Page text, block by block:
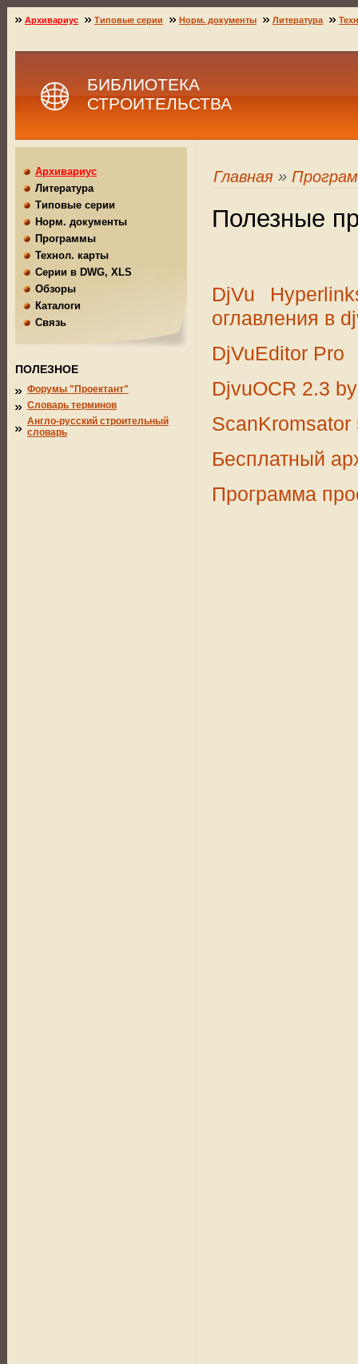
БИБЛИОТЕКА
СТРОИТЕЛЬСТВА
Главная »
Полезные
DjVu
оглавления в
DjVuEditor Pro
DjvuOCR 2.3
Бесплатный
Программа
Архивариус Типовые серии Норм. документы Литература
Архивариус
Литература
Типовые серии
Норм. документы
Программы
Технол. карты
Серии в DWG, XLS
Обзоры
Каталоги
Связь
ПОЛЕЗНОЕ
Форумы "Проектант"
Словарь терминов
Англо-русский строительный
словарь